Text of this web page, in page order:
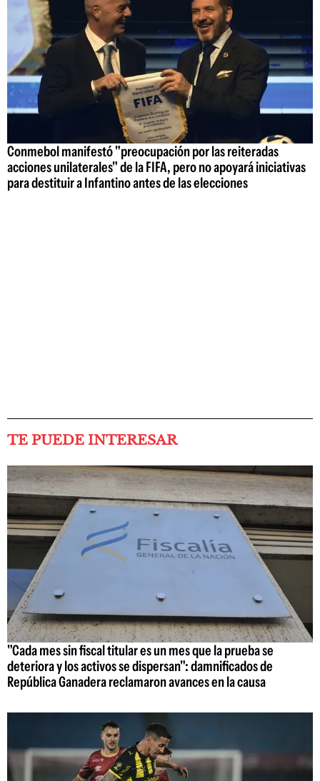
Conmebol manifestó "preocupación por las reiteradas
acciones unilaterales" de la FIFA, pero no apoyará iniciativas
para destituir a Infantino antes de las elecciones
TE PUEDE INTERESAR
"Cada mes sin fiscal titular es un mes que la prueba se
deteriora y los activos se dispersan": damnificados de
República Ganadera reclamaron avances en la causa